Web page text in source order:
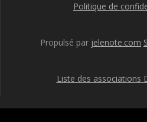
Politique de
Propulsé par jelenote.com
Liste des associations